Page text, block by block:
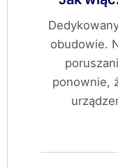
obudowie.
ponownie,